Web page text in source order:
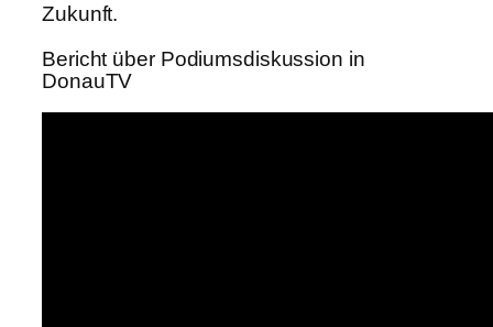
Zukunft.
Bericht über Podiumsdiskussion in
DonauTV